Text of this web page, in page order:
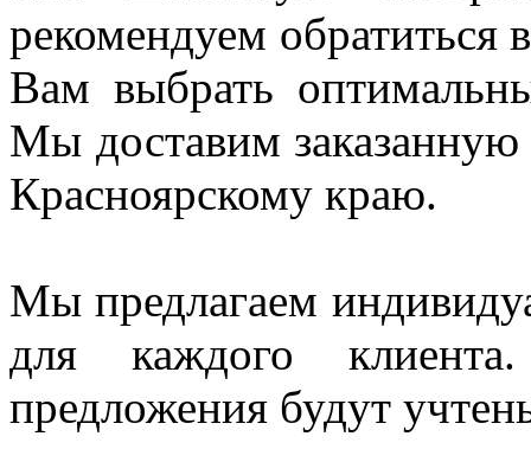
рекомендуем
Вам выбрать
Мы доставим
Красноярскому краю.
Мы предлагаем
для каждого
предложения будут